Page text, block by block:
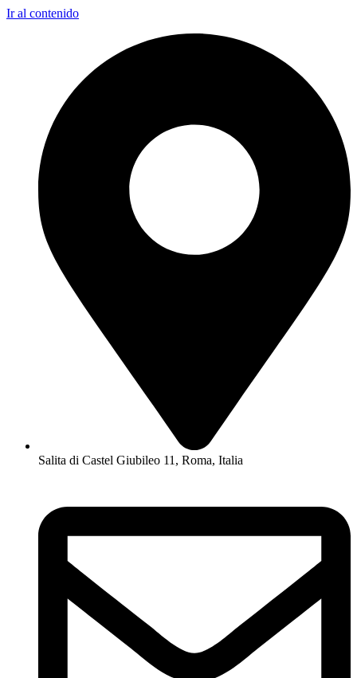
Ir al contenido
Salita di Castel Giubileo 11, Roma, Italia